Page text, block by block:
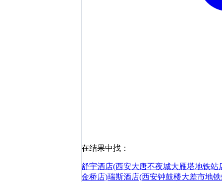
在结果中找：
舒宇酒店(西安大唐不夜城大雁塔地铁站
金桥店)瑞斯酒店(西安钟鼓楼大差市地